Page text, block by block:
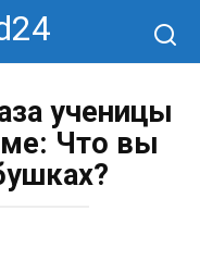
ученицы
Что вы